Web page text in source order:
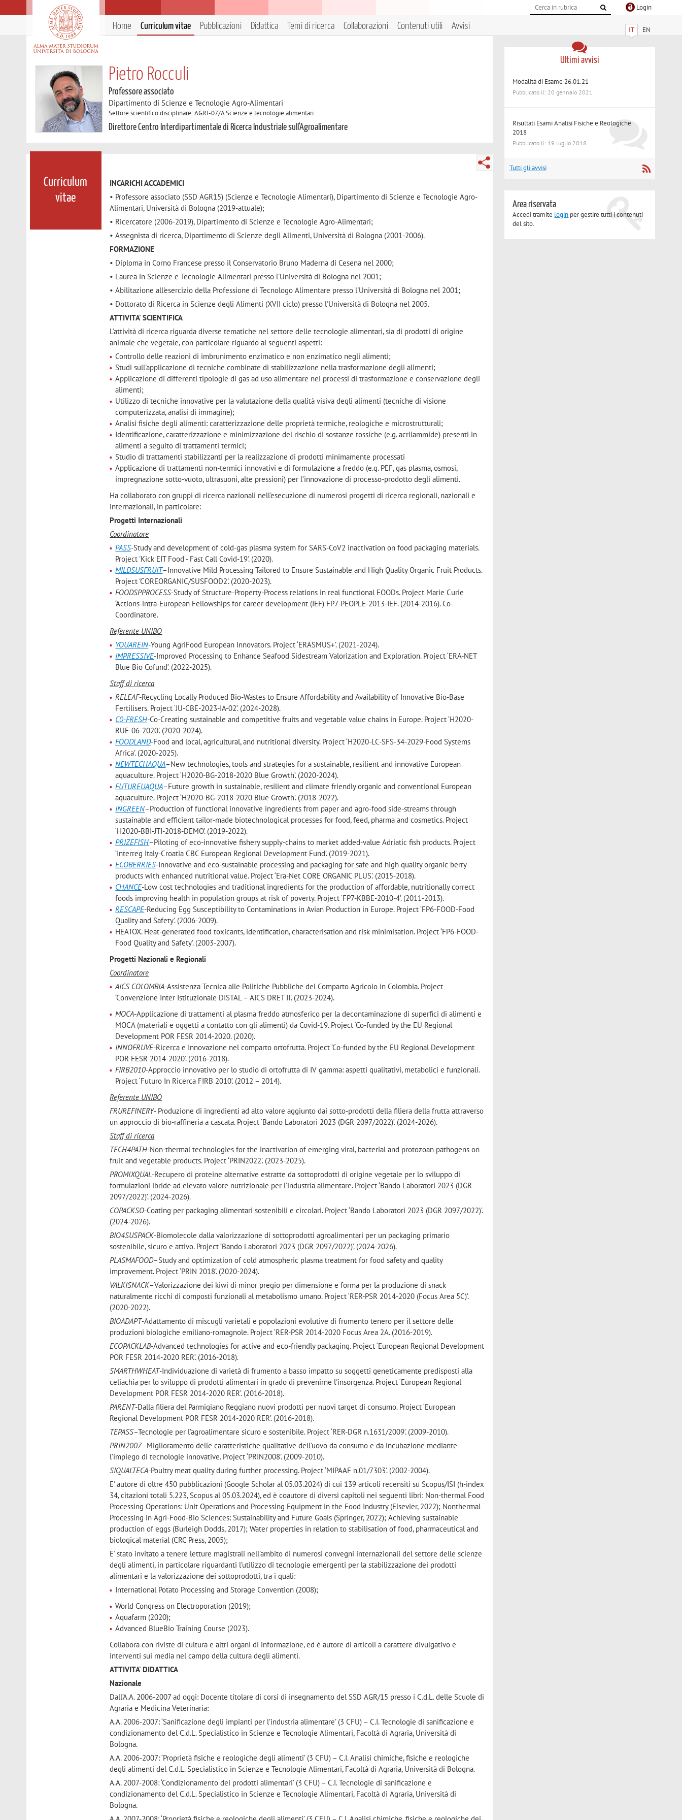
Login
IT EN
Home Curriculum vitae Pubblicazioni Didattica Temi di ricerca Collaborazioni Contenuti utili Avvisi
Pietro Rocculi
Professore associato
Dipartimento di Scienze e Tecnologie Agro-Alimentari
Settore scientifico disciplinare: AGRI-07/A Scienze e tecnologie alimentari
Direttore Centro Interdipartimentale di Ricerca Industriale sull'Agroalimentare
Curriculum
vitae
INCARICHI ACCADEMICI
• Professore associato (SSD AGR15) (Scienze e Tecnologie Alimentari), Dipartimento di Scienze e Tecnologie Agro-
Alimentari, Università di Bologna (2019-attuale);
• Ricercatore (2006-2019), Dipartimento di Scienze e Tecnologie Agro-Alimentari;
• Assegnista di ricerca, Dipartimento di Scienze degli Alimenti, Università di Bologna (2001-2006).
FORMAZIONE
• Diploma in Corno Francese presso il Conservatorio Bruno Maderna di Cesena nel 2000;
• Laurea in Scienze e Tecnologie Alimentari presso l'Università di Bologna nel 2001;
• Abilitazione all'esercizio della Professione di Tecnologo Alimentare presso l'Università di Bologna nel 2001;
• Dottorato di Ricerca in Scienze degli Alimenti (XVII ciclo) presso l'Università di Bologna nel 2005.
ATTIVITA' SCIENTIFICA
L'attività di ricerca riguarda diverse tematiche nel settore delle tecnologie alimentari, sia di prodotti di origine
animale che vegetale, con particolare riguardo ai seguenti aspetti:
Controllo delle reazioni di imbrunimento enzimatico e non enzimatico negli alimenti;
Studi sull'applicazione di tecniche combinate di stabilizzazione nella trasformazione degli alimenti;
Applicazione di differenti tipologie di gas ad uso alimentare nei processi di trasformazione e conservazione degli
alimenti;
Utilizzo di tecniche innovative per la valutazione della qualità visiva degli alimenti (tecniche di visione
computerizzata, analisi di immagine);
Analisi fisiche degli alimenti: caratterizzazione delle proprietà termiche, reologiche e microstrutturali;
Identificazione, caratterizzazione e minimizzazione del rischio di sostanze tossiche (e.g. acrilammide) presenti in
alimenti a seguito di trattamenti termici;
Studio di trattamenti stabilizzanti per la realizzazione di prodotti minimamente processati
Applicazione di trattamenti non-termici innovativi e di formulazione a freddo (e.g. PEF, gas plasma, osmosi,
impregnazione sotto-vuoto, ultrasuoni, alte pressioni) per l’innovazione di processo-prodotto degli alimenti.
Ha collaborato con gruppi di ricerca nazionali nell'esecuzione di numerosi progetti di ricerca regionali, nazionali e
internazionali, in particolare:
Progetti Internazionali
Coordinatore
PASS-Study and development of cold-gas plasma system for SARS-CoV2 inactivation on food packaging materials.
Project 'Kick EIT Food - Fast Call Covid-19'. (2020).
MILDSUSFRUIT–Innovative Mild Processing Tailored to Ensure Sustainable and High Quality Organic Fruit Products.
Project 'COREORGANIC/SUSFOOD2'. (2020-2023).
FOODSPPROCESS-Study of Structure-Property-Process relations in real functional FOODs. Project Marie Curie
‘Actions-intra-European Fellowships for career development (IEF) FP7-PEOPLE-2013-IEF. (2014-2016). Co-
Coordinatore.
Referente UNIBO
YOUAREIN-Young AgriFood European Innovators. Project ‘ERASMUS+’. (2021-2024).
IMPRESSIVE-Improved Processing to Enhance Seafood Sidestream Valorization and Exploration. Project ‘ERA-NET
Blue Bio Cofund’. (2022-2025).
Staff di ricerca
RELEAF-Recycling Locally Produced Bio-Wastes to Ensure Affordability and Availability of Innovative Bio-Base
Fertilisers. Project ‘JU-CBE-2023-IA-02’. (2024-2028).
C0-FRESH-Co-Creating sustainable and competitive fruits and vegetable value chains in Europe. Project ‘H2020-
RUE-06-2020’. (2020-2024).
FOODLAND-Food and local, agricultural, and nutritional diversity. Project ‘H2020-LC-SFS-34-2029-Food Systems
Africa’. (2020-2025).
NEWTECHAQUA–New technologies, tools and strategies for a sustainable, resilient and innovative European
aquaculture. Project ‘H2020-BG-2018-2020 Blue Growth’. (2020-2024).
FUTUREUAQUA–Future growth in sustainable, resilient and climate friendly organic and conventional European
aquaculture. Project ‘H2020-BG-2018-2020 Blue Growth’. (2018-2022).
INGREEN–Production of functional innovative ingredients from paper and agro-food side-streams through
sustainable and efficient tailor-made biotechnological processes for food, feed, pharma and cosmetics. Project
‘H2020-BBI-JTI-2018-DEMO’. (2019-2022).
PRIZEFISH–Piloting of eco-innovative fishery supply-chains to market added-value Adriatic fish products. Project
‘Interreg Italy-Croatia CBC European Regional Development Fund’. (2019-2021).
ECOBERRIES-Innovative and eco-sustainable processing and packaging for safe and high quality organic berry
products with enhanced nutritional value. Project ‘Era-Net CORE ORGANIC PLUS’. (2015-2018).
CHANCE-Low cost technologies and traditional ingredients for the production of affordable, nutritionally correct
foods improving health in population groups at risk of poverty. Project ‘FP7-KBBE-2010-4’. (2011-2013).
RESCAPE-Reducing Egg Susceptibility to Contaminations in Avian Production in Europe. Project ‘FP6-FOOD-Food
Quality and Safety’. (2006-2009).
HEATOX. Heat-generated food toxicants, identification, characterisation and risk minimisation. Project ‘FP6-FOOD-
Food Quality and Safety’. (2003-2007).
Progetti Nazionali e Regionali
Coordinatore
AICS COLOMBIA-Assistenza Tecnica alle Politiche Pubbliche del Comparto Agricolo in Colombia. Project
‘Convenzione Inter Istituzionale DISTAL – AICS DRET II’. (2023-2024).
MOCA-Applicazione di trattamenti al plasma freddo atmosferico per la decontaminazione di superfici di alimenti e
MOCA (materiali e oggetti a contatto con gli alimenti) da Covid-19. Project ‘Co-funded by the EU Regional
Development POR FESR 2014-2020. (2020).
INNOFRUVE-Ricerca e Innovazione nel comparto ortofrutta. Project ‘Co-funded by the EU Regional Development
POR FESR 2014-2020’. (2016-2018).
FIRB2010-Approccio innovativo per lo studio di ortofrutta di IV gamma: aspetti qualitativi, metabolici e funzionali.
Project ‘Futuro In Ricerca FIRB 2010’. (2012 – 2014).
Referente UNIBO
FRUREFINERY- Produzione di ingredienti ad alto valore aggiunto dai sotto-prodotti della filiera della frutta attraverso
un approccio di bio-raffineria a cascata. Project ‘Bando Laboratori 2023 (DGR 2097/2022)’. (2024-2026).
Staff di ricerca
TECH4PATH-Non-thermal technologies for the inactivation of emerging viral, bacterial and protozoan pathogens on
fruit and vegetable products. Project ‘PRIN2022’. (2023-2025).
PROMIXQUAL-Recupero di proteine alternative estratte da sottoprodotti di origine vegetale per lo sviluppo di
formulazioni ibride ad elevato valore nutrizionale per l’industria alimentare. Project ‘Bando Laboratori 2023 (DGR
2097/2022)’. (2024-2026).
COPACKSO-Coating per packaging alimentari sostenibili e circolari. Project ‘Bando Laboratori 2023 (DGR 2097/2022)’.
(2024-2026).
BIO4SUSPACK-Biomolecole dalla valorizzazione di sottoprodotti agroalimentari per un packaging primario
sostenibile, sicuro e attivo. Project ‘Bando Laboratori 2023 (DGR 2097/2022)’. (2024-2026).
PLASMAFOOD–Study and optimization of cold atmospheric plasma treatment for food safety and quality
improvement. Project ‘PRIN 2018’. (2020-2024).
VALKISNACK–Valorizzazione dei kiwi di minor pregio per dimensione e forma per la produzione di snack
naturalmente ricchi di composti funzionali al metabolismo umano. Project ‘RER-PSR 2014-2020 (Focus Area 5C)’.
(2020-2022).
BIOADAPT-Adattamento di miscugli varietali e popolazioni evolutive di frumento tenero per il settore delle
produzioni biologiche emiliano-romagnole. Project ‘RER-PSR 2014-2020 Focus Area 2A. (2016-2019).
ECOPACKLAB-Advanced technologies for active and eco-friendly packaging. Project ‘European Regional Development
POR FESR 2014-2020 RER’. (2016-2018).
SMARTHWHEAT-Individuazione di varietà di frumento a basso impatto su soggetti geneticamente predisposti alla
celiachia per lo sviluppo di prodotti alimentari in grado di prevenirne l'insorgenza. Project ‘European Regional
Development POR FESR 2014-2020 RER’. (2016-2018).
PARENT-Dalla filiera del Parmigiano Reggiano nuovi prodotti per nuovi target di consumo. Project ‘European
Regional Development POR FESR 2014-2020 RER’. (2016-2018).
TEPASS–Tecnologie per l’agroalimentare sicuro e sostenibile. Project ‘RER-DGR n.1631/2009’. (2009-2010).
PRIN2007–Miglioramento delle caratteristiche qualitative dell’uovo da consumo e da incubazione mediante
l’impiego di tecnologie innovative. Project ‘PRIN2008’. (2009-2010).
SIQUALTECA-Poultry meat quality during further processing. Project ‘MIPAAF n.01/7303’. (2002-2004).
E' autore di oltre 450 pubblicazioni (Google Scholar al 05.03.2024) di cui 139 articoli recensiti su Scopus/ISI (h-index
34, citazioni totali 5.223, Scopus al 05.03.2024), ed è coautore di diversi capitoli nei seguenti libri: Non-thermal Food
Processing Operations: Unit Operations and Processing Equipment in the Food Industry (Elsevier, 2022); Nonthermal
Processing in Agri-Food-Bio Sciences: Sustainability and Future Goals (Springer, 2022); Achieving sustainable
production of eggs (Burleigh Dodds, 2017); Water properties in relation to stabilisation of food, pharmaceutical and
biological material (CRC Press, 2005);
E' stato invitato a tenere letture magistrali nell’ambito di numerosi convegni internazionali del settore delle scienze
degli alimenti, in particolare riguardanti l’utilizzo di tecnologie emergenti per la stabilizzazione dei prodotti
alimentari e la valorizzazione dei sottoprodotti, tra i quali:
International Potato Processing and Storage Convention (2008);
World Congress on Electroporation (2019);
Aquafarm (2020);
Advanced BlueBio Training Course (2023).
Collabora con riviste di cultura e altri organi di informazione, ed è autore di articoli a carattere divulgativo e
interventi sui media nel campo della cultura degli alimenti.
ATTIVITA' DIDATTICA
Nazionale
Dall’A.A. 2006-2007 ad oggi: Docente titolare di corsi di insegnamento del SSD AGR/15 presso i C.d.L. delle Scuole di
Agraria e Medicina Veterinaria:
A.A. 2006-2007: ‘Sanificazione degli impianti per l’industria alimentare’ (3 CFU) – C.I. Tecnologie di sanificazione e
condizionamento del C.d.L. Specialistico in Scienze e Tecnologie Alimentari, Facoltà di Agraria, Università di
Bologna.
A.A. 2006-2007: ‘Proprietà fisiche e reologiche degli alimenti’ (3 CFU) – C.I. Analisi chimiche, fisiche e reologiche
degli alimenti del C.d.L. Specialistico in Scienze e Tecnologie Alimentari, Facoltà di Agraria, Università di Bologna.
A.A. 2007-2008: ‘Condizionamento dei prodotti alimentari’ (3 CFU) – C.I. Tecnologie di sanificazione e
condizionamento del C.d.L. Specialistico in Scienze e Tecnologie Alimentari, Facoltà di Agraria, Università di
Bologna.
Ultimi avvisi
Modalità di Esame 26.01.21
Pubblicato il: 20 gennaio 2021
Risultati Esami Analisi Fisiche e Reologiche
2018
Pubblicato il: 19 luglio 2018
Tutti gli avvisi
Area riservata
Accedi tramite login per gestire tutti i contenuti
del sito.